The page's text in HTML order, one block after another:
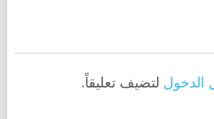
لتضيف تعليقاً.